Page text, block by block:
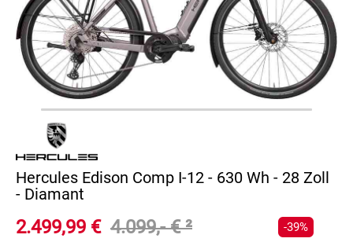
Hercules Edison Comp I-12 - 630 Wh - 28 Zoll
- Diamant
2.499,99 € 4.099,- €² -39%